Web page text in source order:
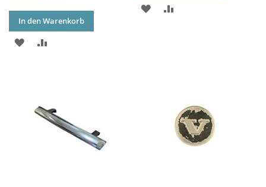
In den Warenkorb
ZUR
ZUR